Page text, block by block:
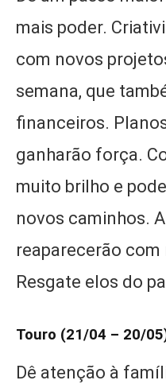
mais poder.
com novos
semana, que
financeiros.
ganharão força.
muito brilho e
novos caminhos.
reaparecerão
Resgate elos do
Touro (21/04 – 20/
Dê atenção à